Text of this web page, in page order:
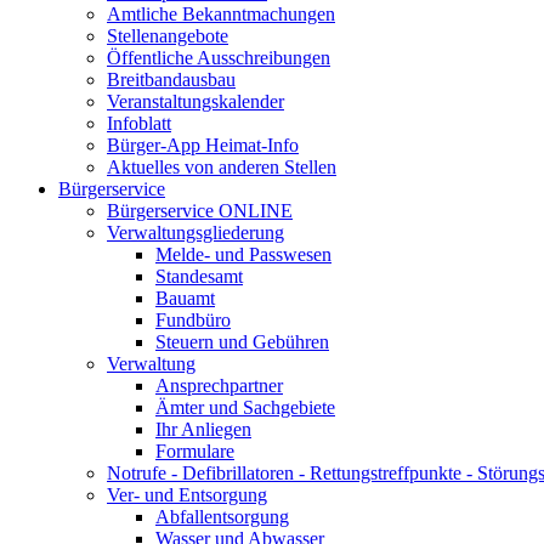
Amtliche Bekanntmachungen
Stellenangebote
Öffentliche Ausschreibungen
Breitbandausbau
Veranstaltungskalender
Infoblatt
Bürger-App Heimat-Info
Aktuelles von anderen Stellen
Bürgerservice
Bürgerservice ONLINE
Verwaltungsgliederung
Melde- und Passwesen
Standesamt
Bauamt
Fundbüro
Steuern und Gebühren
Verwaltung
Ansprechpartner
Ämter und Sachgebiete
Ihr Anliegen
Formulare
Notrufe - Defibrillatoren - Rettungstreffpunkte -
Ver- und Entsorgung
Abfallentsorgung
Wasser und Abwasser